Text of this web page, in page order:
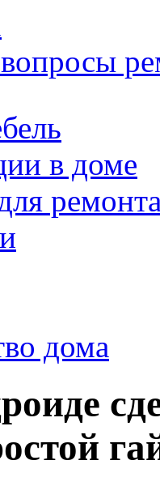
в доме
дома